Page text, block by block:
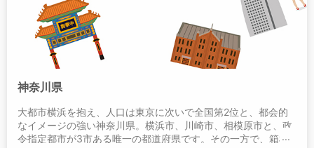
神奈川県
大都市横浜を抱え、人口は東京に次いで全国第2位と、都会的
なイメージの強い神奈川県。横浜市、川崎市、相模原市と、政
令指定都市が3市ある唯一の都道府県です。その一方で、箱根